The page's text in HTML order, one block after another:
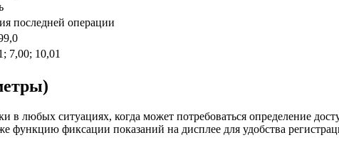
последней операции
7,00; 10,01
любых ситуациях, когда может потребоваться определение
функцию фиксации показаний на дисплее для удобства